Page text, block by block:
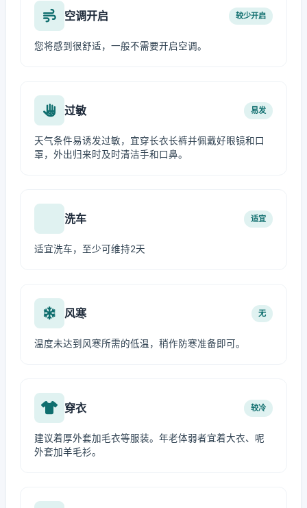
空调开启 较少开启
您将感到很舒适，一般不需要开启空调。
过敏 易发
天气条件易诱发过敏，宜穿长衣长裤并佩戴好眼镜和口
罩，外出归来时及时清洁手和口鼻。
洗车 适宜
适宜洗车，至少可维持2天
风寒 无
温度未达到风寒所需的低温，稍作防寒准备即可。
穿衣 较冷
建议着厚外套加毛衣等服装。年老体弱者宜着大衣、呢
外套加羊毛衫。